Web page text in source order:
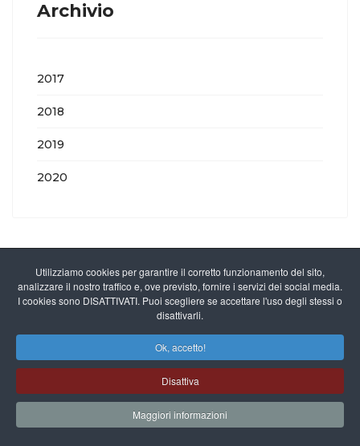
Archivio
2017
2018
2019
2020
Chi Siamo
Utilizziamo cookies per garantire il corretto funzionamento del sito,
analizzare il nostro traffico e, ove previsto, fornire i servizi dei social media.
I cookies sono DISATTIVATI. Puoi scegliere se accettare l'uso degli stessi o
disattivarli.
Ok, accetto!
Disattiva
Maggiori informazioni